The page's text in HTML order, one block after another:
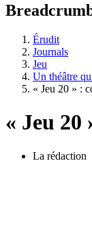
Érudit
Journals
Jeu
Un théâtre
« Jeu 20 » :
« Jeu 20
La rédaction